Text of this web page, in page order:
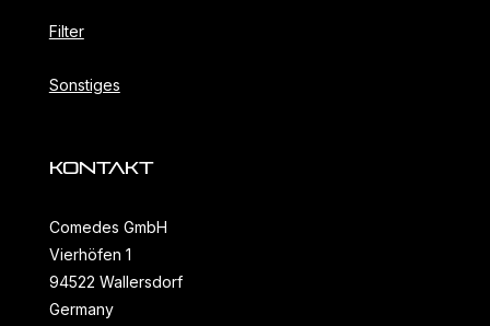
Filter
Sonstiges
KONTAKT
Comedes GmbH
Vierhöfen 1
94522 Wallersdorf
Germany